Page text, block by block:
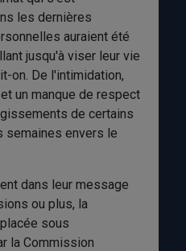
les dernières
auraient été
jusqu'à viser leur vie
on. De l'intimidation,
un manque de respect
de certains
semaines envers le
dans leur message
ou plus, la
sous
la Commission